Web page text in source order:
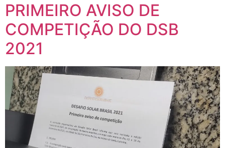
PRIMEIRO AVISO DE
COMPETIÇÃO DO DSB
2021